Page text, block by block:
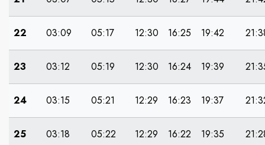
22 03:09 05:17 12:30 16:25 19:42
23 03:12 05:19 12:30 16:24 19:39
24 03:15 05:21 12:29 16:23 19:37
25 03:18 05:22 12:29 16:22 19:35